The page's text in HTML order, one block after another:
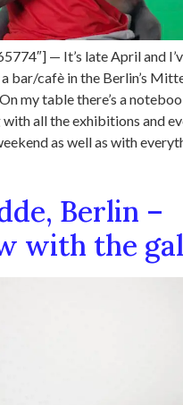
— It’s late April and
bar/cafè in the Berlin’s
my table there’s a
all the exhibitions and
as well as with
Berlin –
with the